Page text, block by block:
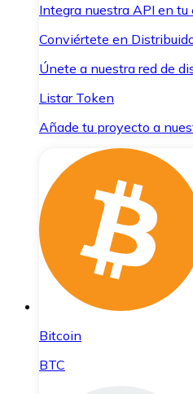
Integra nuestra API en tu
Conviértete en
Únete a nuestra red de
Listar Token
Añade tu proyecto a
Bitcoin
BTC